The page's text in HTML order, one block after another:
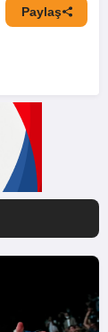
Paylaş